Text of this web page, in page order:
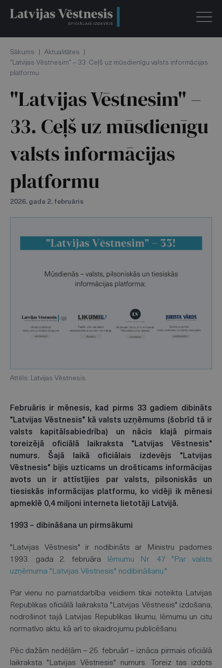
Sākums Aktualitātes
"Latvijas Vēstnesim" – 33. Ceļš uz mūsdienīgu valsts informācijas
platformu
"Latvijas Vēstnesim" –
33. Ceļš uz mūsdienīgu
valsts informācijas
platformu
2026. gada 2. februāris
Attēls: Latvijas Vēstnesis.
Februāris ir mēnesis, kad pirms 33 gadiem dibināts
"Latvijas Vēstnesis" kā valsts uzņēmums (šobrīd tā ir
valsts kapitālsabiedrība) un nācis klajā pirmais
toreizējā oficiālā laikraksta "Latvijas Vēstnesis"
numurs. Šajā laikā oficiālais izdevējs "Latvijas
Vēstnesis" bijis uzticams un drošticams informācijas
avots un ir attīstījies par valsts, pilsoniskās un
tiesiskās informācijas platformu, ko vidēji ik mēnesi
apmeklē 0,4 miljoni interneta lietotāji Latvijā.
1993 – dibināšana un pirmsākumi
"Latvijas Vēstnesis" ir nodibināts ar Ministru padomes
1993. gada 2. februāra
lēmumu Nr. 47 "Par valsts
uzņēmuma "Latvijas Vēstnesis" nodibināšanu."
Par vienu no pamatdarbība veidiem tikai noteikta Latvijas
Republikas oficiālā laikraksta "Latvijas Vēstnesis" izdošana,
nodrošinot tajā Latvijas Republikas likumu, lēmumu un citu
normatīvo aktu, kā arī to skaidrojumu publicēšanu.
Pēc dažām nedēļām – 25. februārī – iznāca pirmais oficiālā
laikraksta "Latvijas Vēstnesis" numurs. Toreiz tas izdots